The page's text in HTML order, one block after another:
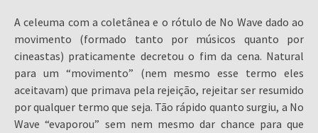
A celeuma com a coletânea e o rótulo de No Wave dado ao
movimento (formado tanto por músicos quanto por
cineastas) praticamente decretou o fim da cena. Natural
para um “movimento” (nem mesmo esse termo eles
aceitavam) que primava pela rejeição, rejeitar ser resumido
por qualquer termo que seja. Tão rápido quanto surgiu, a No
Wave “evaporou” sem nem mesmo dar chance para que